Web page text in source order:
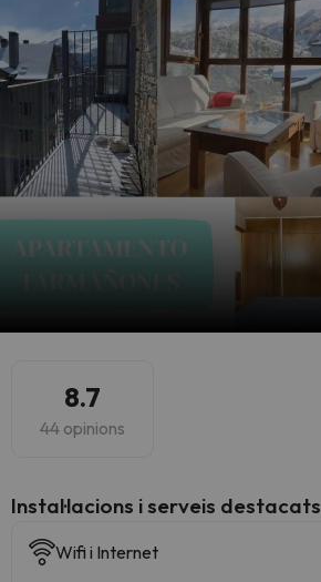
8.7
44 opinions
Instal·lacions i serveis destacats
Wifi i Internet